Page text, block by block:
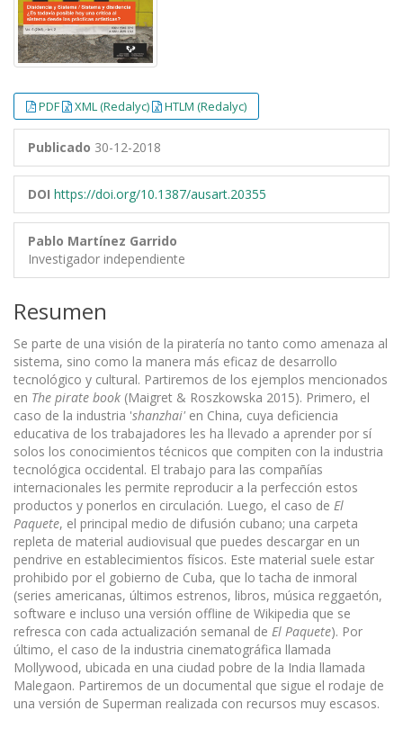
PDF XML (Redalyc) HTLM (Redalyc)
Publicado 30-12-2018
DOI https://doi.org/10.1387/ausart.20355
Pablo Martínez Garrido
Investigador independiente
Resumen
Se parte de una visión de la piratería no tanto como amenaza al
sistema, sino como la manera más eficaz de desarrollo
tecnológico y cultural. Partiremos de los ejemplos mencionados
en The pirate book (Maigret & Roszkowska 2015). Primero, el
caso de la industria 'shanzhai' en China, cuya deficiencia
educativa de los trabajadores les ha llevado a aprender por sí
solos los conocimientos técnicos que compiten con la industria
tecnológica occidental. El trabajo para las compañías
internacionales les permite reproducir a la perfección estos
productos y ponerlos en circulación. Luego, el caso de El
Paquete, el principal medio de difusión cubano; una carpeta
repleta de material audiovisual que puedes descargar en un
pendrive en establecimientos físicos. Este material suele estar
prohibido por el gobierno de Cuba, que lo tacha de inmoral
(series americanas, últimos estrenos, libros, música reggaetón,
software e incluso una versión offline de Wikipedia que se
refresca con cada actualización semanal de El Paquete). Por
último, el caso de la industria cinematográfica llamada
Mollywood, ubicada en una ciudad pobre de la India llamada
Malegaon. Partiremos de un documental que sigue el rodaje de
una versión de Superman realizada con recursos muy escasos.